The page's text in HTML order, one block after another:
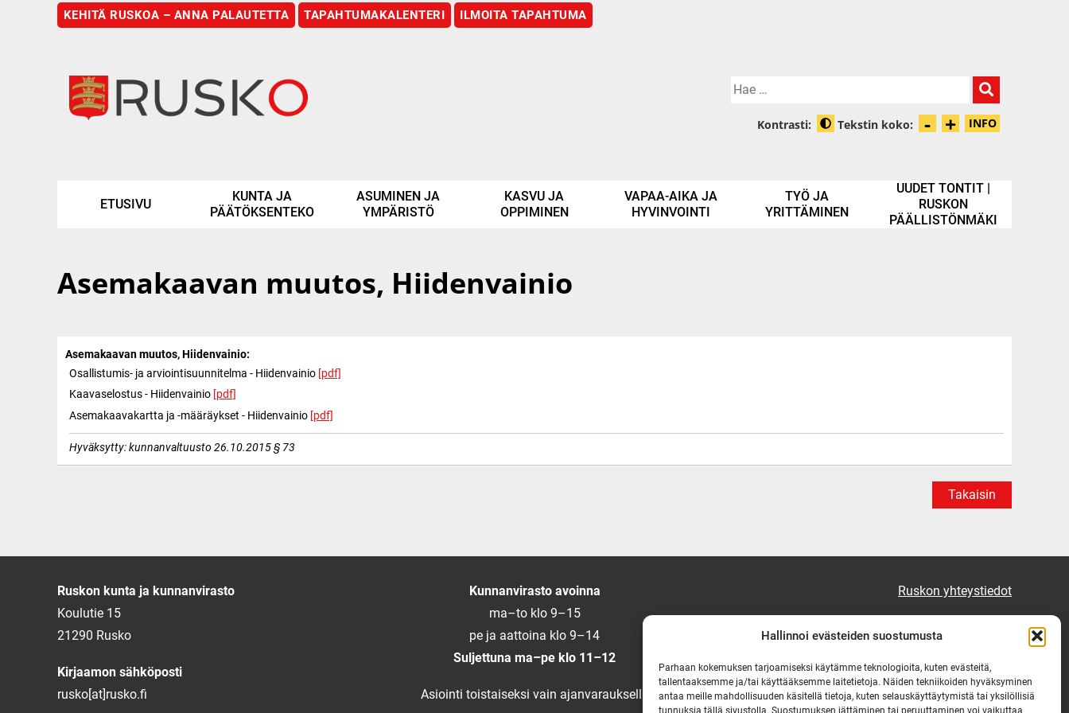
Hallinnoi evästeiden suostumusta
Parhaan kokemuksen tarjoamiseksi käytämme teknologioita, kuten evästeitä,
tallentaaksemme ja/tai käyttääksemme laitetietoja. Näiden tekniikoiden hyväksyminen
antaa meille mahdollisuuden käsitellä tietoja, kuten selauskäyttäytymistä tai yksilöllisiä
tunnuksia tällä sivustolla. Suostumuksen jättäminen tai peruuttaminen voi vaikuttaa
KEHITÄ RUSKOA – ANNA PALAUTETTA TAPAHTUMAKALENTERI ILMOITA TAPAHTUMA
Hae:
Kontrasti: Muuta kontrastia
Tekstin koko: -Pienennä
+Suurenna
INFO
ETUSIVU
KUNTA JA
PÄÄTÖKSENTEKO
ASUMINEN JA
YMPÄRISTÖ
KASVU JA
OPPIMINEN
VAPAA-AIKA JA
HYVINVOINTI
TYÖ JA
YRITTÄMINEN
UUDET TONTIT |
RUSKON
PÄÄLLISTÖNMÄKI
Asemakaavan muutos, Hiidenvainio
Asemakaavan muutos, Hiidenvainio:
Osallistumis- ja arviointisuunnitelma - Hiidenvainio [pdf]
Kaavaselostus - Hiidenvainio [pdf]
Asemakaavakartta ja -määräykset - Hiidenvainio [pdf]
Hyväksytty: kunnanvaltuusto 26.10.2015 § 73
Takaisin
Ruskon kunta ja kunnanvirasto
Koulutie 15
21290 Rusko
Kirjaamon sähköposti
rusko[at]rusko.fi
Kunnanvirasto avoinna
ma–to klo 9–15
pe ja aattoina klo 9–14
Suljettuna ma–pe klo 11–12
Asiointi toistaiseksi vain ajanvarauksella
Ruskon yhteystiedot
Virka-ajan ulkopuolella
puh. 0444 333 555